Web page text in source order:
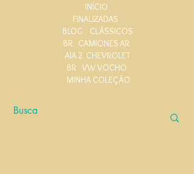
INÍCIO
FINALIZADAS
BLOG
CLÁSSICOS
BR CAMIONES AR
AIA 2 CHEVROLET
BR VW VOCHO
MINHA COLEÇÃO